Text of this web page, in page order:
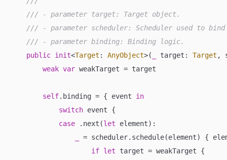
/// - parameter target: Target object.
/// - parameter scheduler: Scheduler used to
/// - parameter binding: Binding logic.
public init<Target : AnyObject>( target : Target ,
weak var weakTarget = target
self.binding = { event in
switch event {
case .next(let element):
= scheduler.schedule(element) {
if let target = weakTarget {